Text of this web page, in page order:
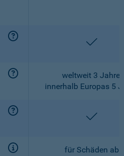
weltweit 3 Jahre,
innerhalb Europas 5
für Schäden ab